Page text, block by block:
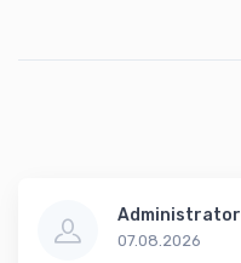
Administrator
07.08.2026